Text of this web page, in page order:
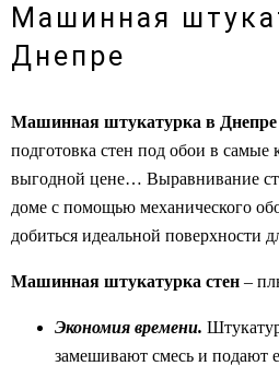
Машинная
Днепре
Машинная штукатурка в Днепре
подготовка стен под обои в самые
выгодной цене… Выравнивание
доме с помощью механического
добиться идеальной поверхности
Машинная штукатурка стен –
Экономия времени.
замешивают смесь и подают